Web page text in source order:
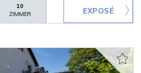
10
ZIMMER